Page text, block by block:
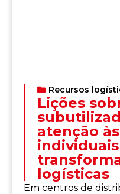
Recursos
Lições
atenção
logísticas
Em centros de